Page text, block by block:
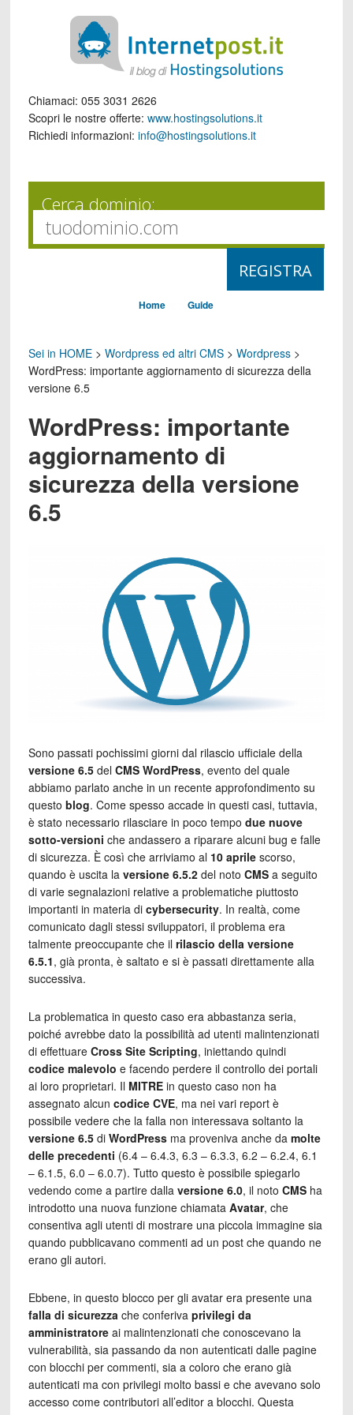
Chiamaci: 055 3031 2626
Scopri le nostre offerte: www.hostingsolutions.it
Richiedi informazioni: info@hostingsolutions.it
Cerca dominio:
Home Guide
Sei in HOME> Wordpress ed altri CMS> Wordpress>
WordPress: importante aggiornamento di sicurezza della
versione 6.5
WordPress: importante
aggiornamento di
sicurezza della versione
6.5
Sono passati pochissimi giorni dal rilascio ufficiale della
versione 6.5del CMS WordPress, evento del quale
abbiamo parlato anche in un recente approfondimento su
questo blog. Come spesso accade in questi casi, tuttavia,
è stato necessario rilasciare in poco tempo due nuove
sotto-versioni che andassero a riparare alcuni bug e falle
di sicurezza. È così che arriviamo al 10 aprilescorso,
quando è uscita la versione 6.5.2del noto CMSa seguito
di varie segnalazioni relative a problematiche piuttosto
importanti in materia di cybersecurity. In realtà, come
comunicato dagli stessi sviluppatori, il problema era
talmente preoccupante che il rilascio della versione
6.5.1, già pronta, è saltato e si è passati direttamente alla
successiva.
La problematica in questo caso era abbastanza seria,
poiché avrebbe dato la possibilità ad utenti malintenzionati
di effettuare Cross Site Scripting, iniettando quindi
codice malevolo e facendo perdere il controllo dei portali
ai loro proprietari. Il MITREin questo caso non ha
assegnato alcun codice CVE, ma nei vari report è
possibile vedere che la falla non interessava soltanto la
versione 6.5di WordPressma proveniva anche da molte
delle precedenti (6.4 – 6.4.3, 6.3 – 6.3.3, 6.2 – 6.2.4, 6.1
– 6.1.5, 6.0 – 6.0.7). Tutto questo è possibile spiegarlo
vedendo come a partire dalla versione 6.0, il noto CMSha
introdotto una nuova funzione chiamata Avatar, che
consentiva agli utenti di mostrare una piccola immagine sia
quando pubblicavano commenti ad un post che quando ne
erano gli autori.
Ebbene, in questo blocco per gli avatar era presente una
falla di sicurezza che conferiva privilegi da
amministratoreai malintenzionati che conoscevano la
vulnerabilità, sia passando da non autenticati dalle pagine
con blocchi per commenti, sia a coloro che erano già
autenticati ma con privilegi molto bassi e che avevano solo
accesso come contributori all’editor a blocchi. Questa